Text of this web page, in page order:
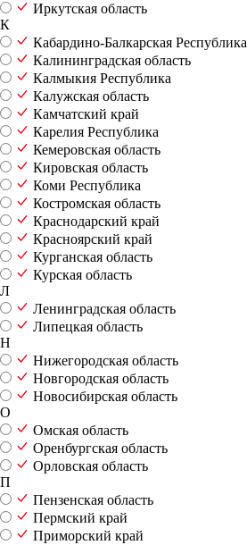
Иркутская область
К
Кабардино-Балкарская Республика
Калининградская область
Калмыкия Республика
Калужская область
Камчатский край
Карелия Республика
Кемеровская область
Кировская область
Коми Республика
Костромская область
Краснодарский край
Красноярский край
Курганская область
Курская область
Л
Ленинградская область
Липецкая область
Н
Нижегородская область
Новгородская область
Новосибирская область
О
Омская область
Оренбургская область
Орловская область
П
Пензенская область
Пермский край
Приморский край